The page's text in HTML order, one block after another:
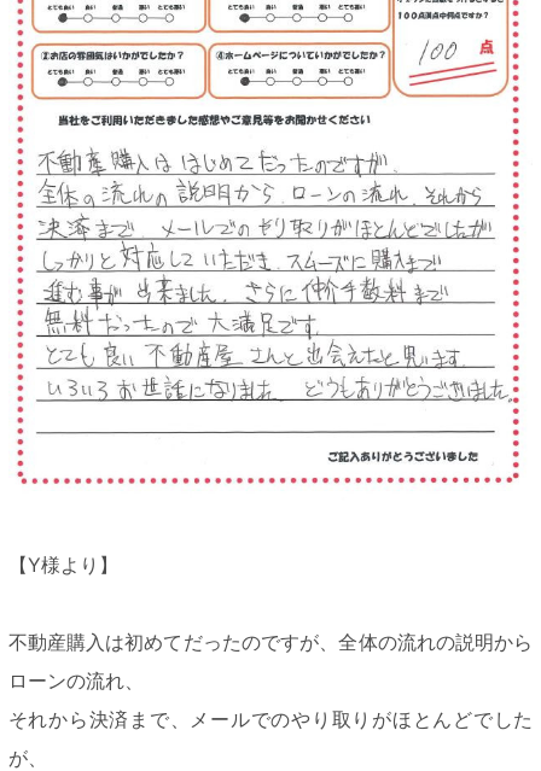
【Y様より】
不動産購入は初めてだったのですが、全体の流れの説明から
ローンの流れ、
それから決済まで、メールでのやり取りがほとんどでした
が、